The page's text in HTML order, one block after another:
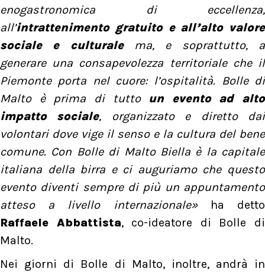
enogastronomica di eccellenza,
all’intrattenimento gratuito e all’alto valore
sociale e culturale ma, e soprattutto, a
generare una consapevolezza territoriale che il
Piemonte porta nel cuore: l’ospitalità. Bolle di
Malto è prima di tutto un evento ad alto
impatto sociale, organizzato e diretto dai
volontari dove vige il senso e la cultura del bene
comune. Con Bolle di Malto Biella è la capitale
italiana della birra e ci auguriamo che questo
evento diventi sempre di più un appuntamento
atteso a livello internazionale» ha detto
Raffaele Abbattista, co-ideatore di Bolle di
Malto.
Nei giorni di Bolle di Malto, inoltre, andrà in